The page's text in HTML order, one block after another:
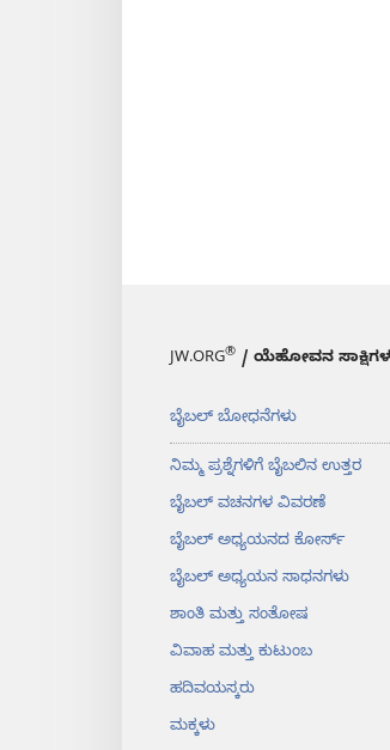
JW.ORG® / ಯೆಹೋವನ
ಬೈಬಲ್‌ ಬೋಧನೆಗಳು
ನಿಮ್ಮ ಪ್ರಶ್ನೆಗಳಿಗೆ ಬೈಬಲಿನ ಉತ್ತರ
ಬೈಬಲ್‌ ವಚನಗಳ ವಿವರಣೆ
ಬೈಬಲ್‌ ಅಧ್ಯಯನದ ಕೋರ್ಸ್‌
ಬೈಬಲ್‌ ಅಧ್ಯಯನ ಸಾಧನಗಳು
ಶಾಂತಿ ಮತ್ತು ಸಂತೋಷ
ವಿವಾಹ ಮತ್ತು ಕುಟುಂಬ
ಹದಿವಯಸ್ಕರು
ಮಕ್ಕಳು